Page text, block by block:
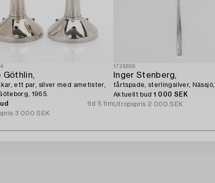
Göthlin,
ett par, silver med ametister,
1965.
6d 5 tim
3 000 SEK
1726658
Inger Stenberg,
tårtspade, sterlingsilver, Nässjö,
Aktuellt bud 1 000 SEK
Utropspris 2 000 SEK